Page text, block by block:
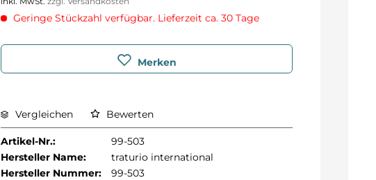
Geringe Stückzahl verfügbar. Lieferzeit ca. 30 Tage
Vergleichen
Merken
Bewerten
Artikel-Nr.:
99-503
Hersteller Name:
traturio international
Hersteller Nummer:
99-503